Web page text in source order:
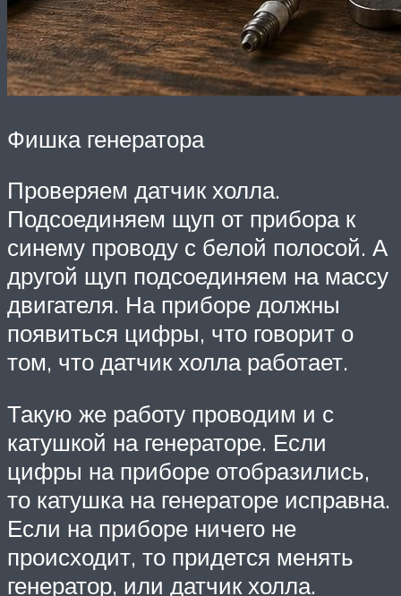
Фишка генератора
Проверяем датчик холла.
Подсоединяем щуп от прибора к
синему проводу с белой полосой. А
другой щуп подсоединяем на массу
двигателя. На приборе должны
появиться цифры, что говорит о
том, что датчик холла работает.
Такую же работу проводим и с
катушкой на генераторе. Если
цифры на приборе отобразились,
то катушка на генераторе исправна.
Если на приборе ничего не
происходит, то придется менять
генератор, или датчик холла.